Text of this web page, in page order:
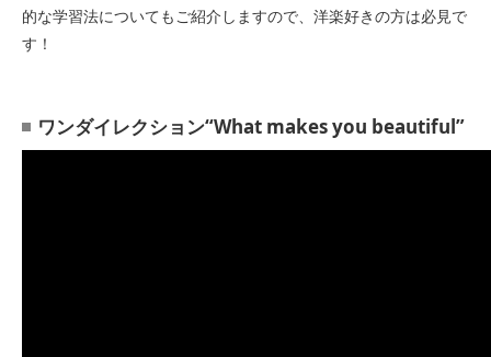
的な学習法についてもご紹介しますので、洋楽好きの方は必見で
す！
ワンダイレクション“What makes you beautiful”